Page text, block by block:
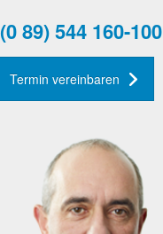
(0 89) 544 160-100
Termin vereinbaren